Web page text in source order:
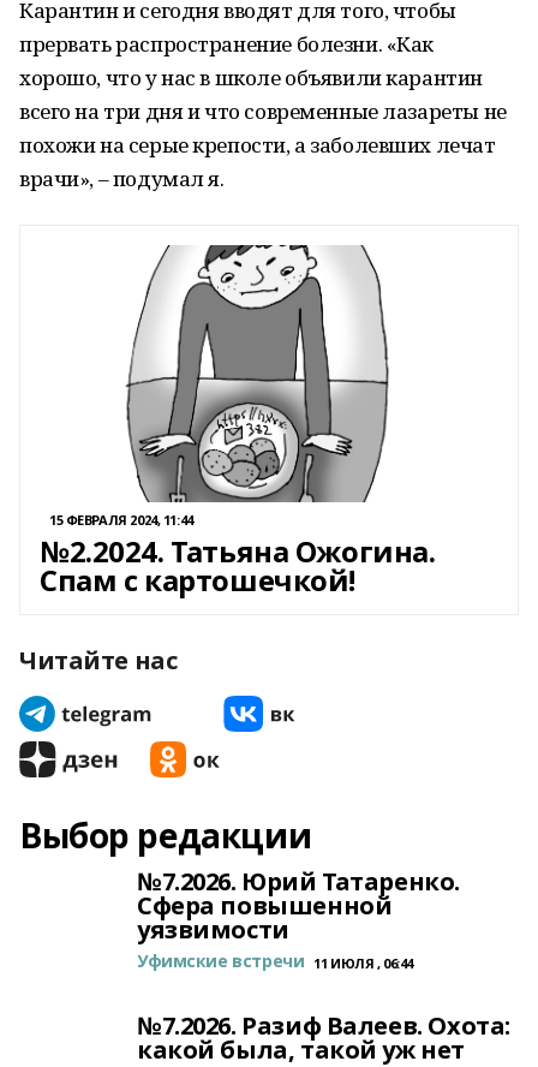
Карантин и сегодня вводят для того, чтобы
прервать распространение болезни. «Как
хорошо, что у нас в школе объявили карантин
всего на три дня и что современные лазареты не
похожи на серые крепости, а заболевших лечат
врачи», – подумал я.
15 ФЕВРАЛЯ 2024, 11:44
№2.2024. Татьяна Ожогина.
Спам с картошечкой!
Читайте нас
Выбор редакции
№7.2026. Юрий Татаренко.
Сфера повышенной
уязвимости
Уфимские встречи 11 ИЮЛЯ , 06:44
№7.2026. Разиф Валеев. Охота:
какой была, такой уж нет